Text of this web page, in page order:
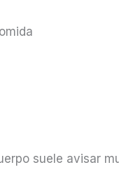
suele avisar